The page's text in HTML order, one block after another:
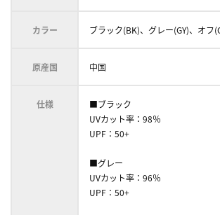
カラー ブラック(BK)、グレー(GY)、オフ
原産国 中国
仕様
■ブラック
UVカット率：98％
UPF：50+
■グレー
UVカット率：96％
UPF：50+